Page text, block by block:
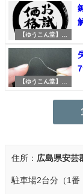
【ゆうこん堂】の
【ゆうこん堂】の
住所： 広島県安芸
駐車場2台分（1